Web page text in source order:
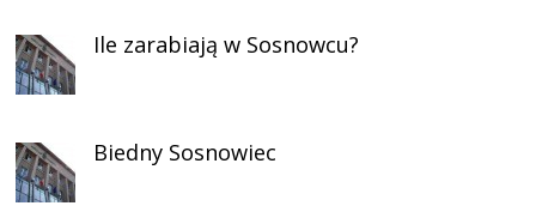
Ile zarabiają w Sosnowcu?
Biedny Sosnowiec